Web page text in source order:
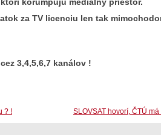
za TV licenciu len tak
3,4,5,6,7 kanálov !
SLOVSAT hovorí, ČTÚ
? !